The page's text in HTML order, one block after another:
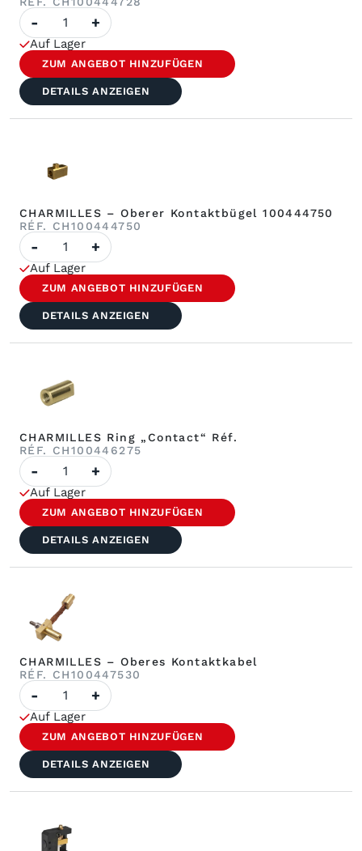
Anzahl
Charmilles-
Untergestelle
2020/2030
Réf.
- +
Auf Lager
ZUM ANGEBOT HINZUFÜGEN
DETAILS ANZEIGEN
CHARMILLES – Oberer Kontaktbügel 100444750
RÉF. CH100444750
Anzahl
CHARMILLES
–
Oberer
Kontakt
100444750
- +
Auf Lager
ZUM ANGEBOT HINZUFÜGEN
DETAILS ANZEIGEN
CHARMILLES Ring „Contact“ Réf.
RÉF. CH100446275
Anzahl
CHARMILLES
Ring
Kontakt
Réf.
- +
Auf Lager
ZUM ANGEBOT HINZUFÜGEN
DETAILS ANZEIGEN
CHARMILLES – Oberes Kontaktkabel
RÉF. CH100447530
Anzahl
CHARMILLES
–
Oberes
Kontaktkabel
- +
Auf Lager
ZUM ANGEBOT HINZUFÜGEN
DETAILS ANZEIGEN